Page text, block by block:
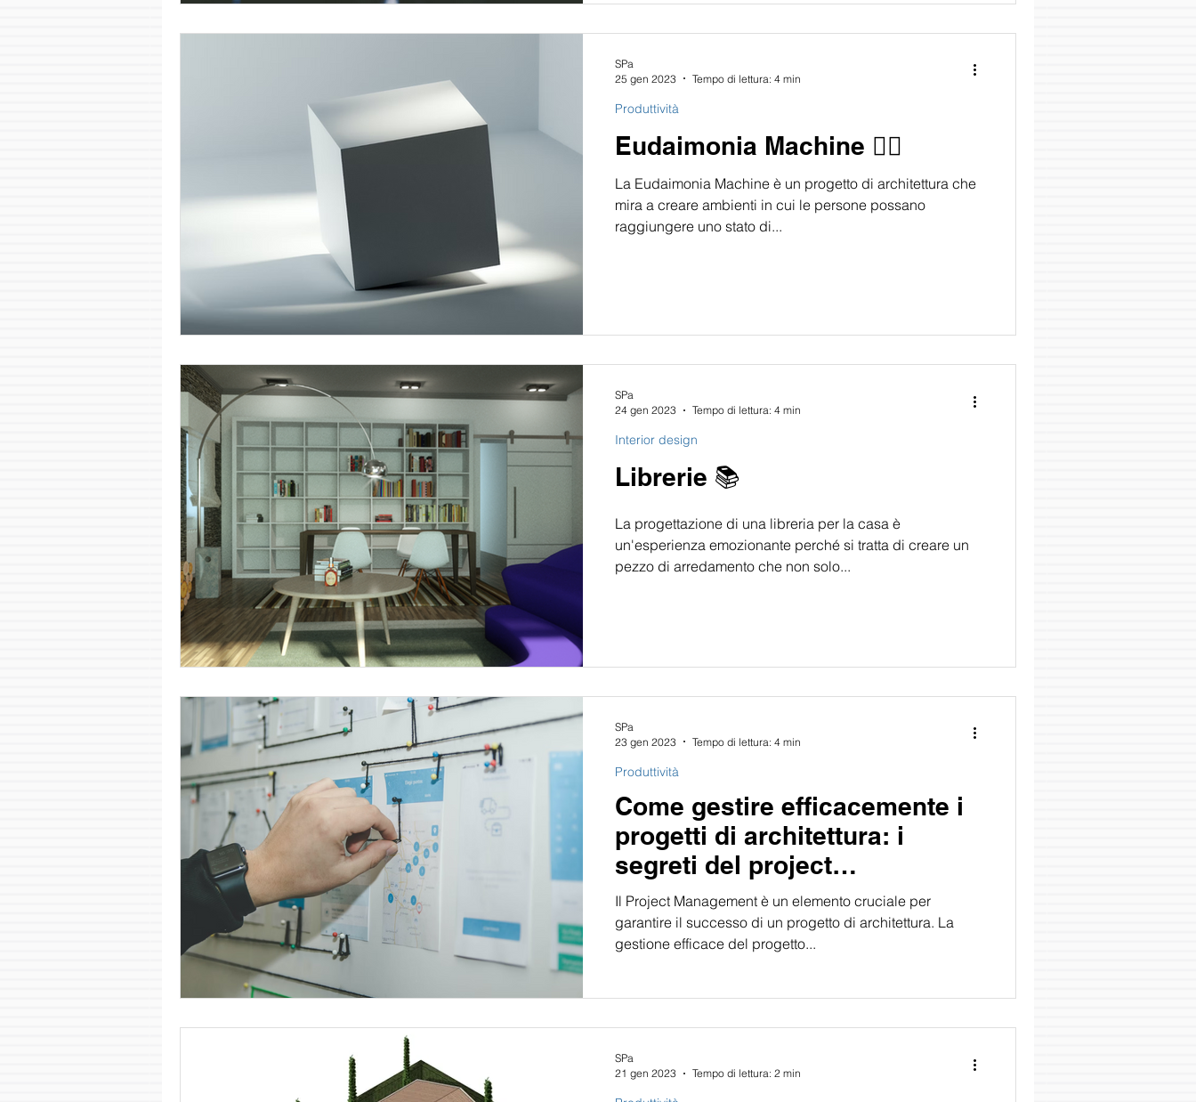
Eudaimonia Machine 🧘‍♂️
La Eudaimonia Machine è un progetto di architettura che
mira a creare ambienti in cui le persone possano
raggiungere uno stato di...
Produttività
SPa
25 gen 2023
Tempo di lettura: 4 min
Librerie 📚
La progettazione di una libreria per la casa è
un'esperienza emozionante perché si tratta di creare un
pezzo di arredamento che non solo...
Interior design
SPa
24 gen 2023
Tempo di lettura: 4 min
Come gestire efficacemente i
progetti di architettura: i
segreti del project
management 🏗️
Il Project Management è un elemento cruciale per
garantire il successo di un progetto di architettura. La
gestione efficace del progetto...
Produttività
SPa
23 gen 2023
Tempo di lettura: 4 min
SPa
21 gen 2023
Tempo di lettura: 2 min